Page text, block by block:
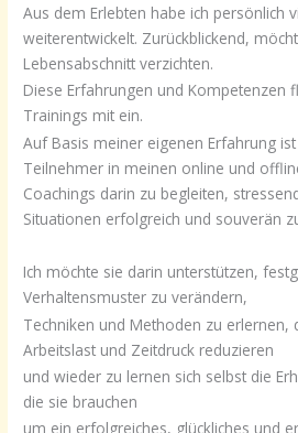
Aus dem Erlebten habe ich persönlich
weiterentwickelt. Zurückblickend,
Lebensabschnitt verzichten.
Diese Erfahrungen und Kompetenzen
Trainings mit ein.
Auf Basis meiner eigenen Erfahrung
Teilnehmer in meinen online und
Coachings darin zu begleiten,
Situationen erfolgreich und souverän
Ich möchte sie darin unterstützen,
Verhaltensmuster zu verändern,
Techniken und Methoden zu erlernen,
Arbeitslast und Zeitdruck reduzieren
und wieder zu lernen sich selbst die
die sie brauchen
um ein erfolgreiches, glückliches und